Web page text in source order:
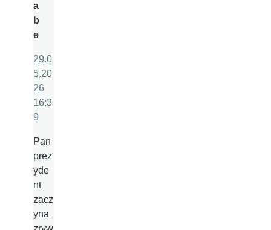
a
b
e
29.0
5.20
26
16:3
9
Pan
prez
yde
nt
zacz
yna